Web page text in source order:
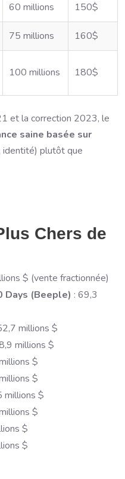
60 millions 150$
75 millions 160$
100 millions 180$
et la correction 2023, le
saine basée sur
identité) plutôt que
Chers de
$ (vente fractionnée)
Days (Beeple) : 69,3
millions $
millions $
$
$
millions $
$
$
$